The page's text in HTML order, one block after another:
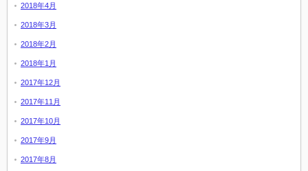
2018年4月
2018年3月
2018年2月
2018年1月
2017年12月
2017年11月
2017年10月
2017年9月
2017年8月